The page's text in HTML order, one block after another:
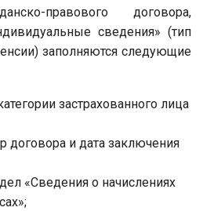
правового договора,
сведения» (тип
заполняются следующие
застрахованного лица
договора и дата заключения
«Сведения о начислениях